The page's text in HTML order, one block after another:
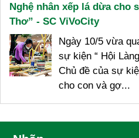
Nghệ nhân xếp lá dừa cho
Thơ” - SC ViVoCity
Ngày 10/5 vừa
sự kiện “ Hội
Chủ đề của sự
cho con và gợ...